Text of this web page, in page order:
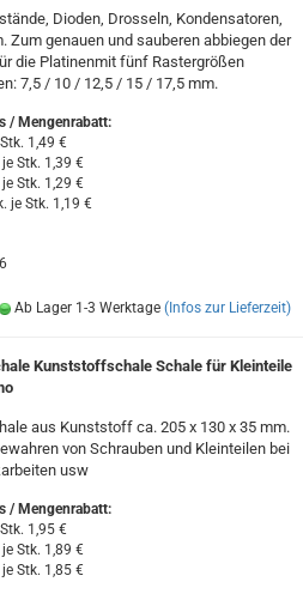
Dioden, Drosseln, Kondensatoren,
Zum genauen und sauberen abbiegen der
die Platinenmit fünf Rastergrößen
7,5 / 10 / 12,5 / 15 / 17,5 mm.
/ Mengenrabatt:
1,49 €
Stk. 1,39 €
Stk. 1,29 €
je Stk. 1,19 €
Ab Lager 1-3 Werktage (Infos zur Lieferzeit)
Kunststoffschale Schale für Kleinteile
aus Kunststoff ca. 205 x 130 x 35 mm.
von Schrauben und Kleinteilen bei
usw
/ Mengenrabatt:
1,95 €
Stk. 1,89 €
Stk. 1,85 €